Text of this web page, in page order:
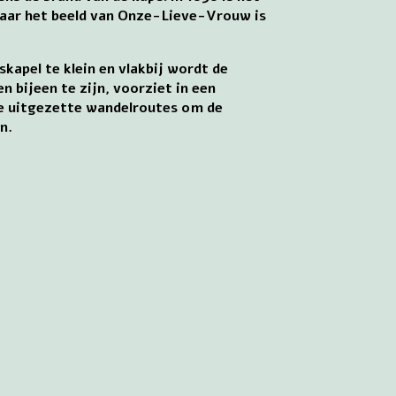
het beeld van Onze-Lieve-Vrouw is
te klein en vlakbij wordt de
bijeen te zijn, voorziet in een
wandelroutes om de